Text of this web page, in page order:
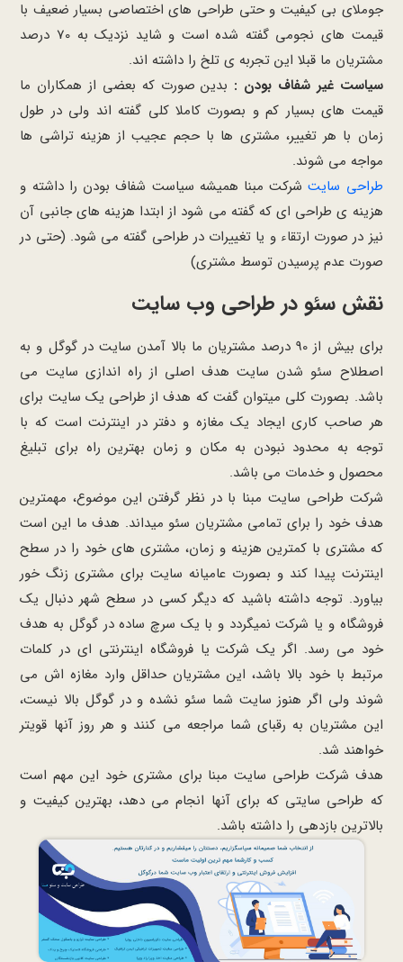
جوملای بی کیفیت و حتی طراحی های اختصاصی بسیار ضعیف با
قیمت های نجومی گفته شده است و شاید نزدیک به 70 درصد
مشتریان ما قبلا این تجربه ی تلخ را داشته اند.
سیاست غیر شفاف بودن : بدین صورت که بعضی از همکاران ما
قیمت های بسیار کم و بصورت کاملا کلی گفته اند ولی در طول
زمان با هر تغییر، مشتری ها با حجم عجیب از هزینه تراشی ها
مواجه می شوند.
طراحی سایتشرکت مبنا همیشه سیاست شفاف بودن را داشته و
هزینه ی طراحی ای که گفته می شود از ابتدا هزینه های جانبی آن
نیز در صورت ارتقاء و یا تغییرات در طراحی گفته می شود. (حتی در
صورت عدم پرسیدن توسط مشتری)
نقش سئو در طراحی وب سایت
برای بیش از 90 درصد مشتریان ما بالا آمدن سایت در گوگل و به
اصطلاح سئو شدن سایت هدف اصلی از راه اندازی سایت می
باشد. بصورت کلی میتوان گفت که هدف از طراحی یک سایت برای
هر صاحب کاری ایجاد یک مغازه و دفتر در اینترنت است که با
توجه به محدود نبودن به مکان و زمان بهترین راه برای تبلیغ
محصول و خدمات می باشد.
شرکت طراحی سایت مبنا با در نظر گرفتن این موضوع، مهمترین
هدف خود را برای تمامی مشتریان سئو میداند. هدف ما این است
که مشتری با کمترین هزینه و زمان، مشتری های خود را در سطح
اینترنت پیدا کند و بصورت عامیانه سایت برای مشتری زنگ خور
بیاورد. توجه داشته باشید که دیگر کسی در سطح شهر دنبال یک
فروشگاه و یا شرکت نمیگردد و با یک سرچ ساده در گوگل به هدف
خود می رسد. اگر یک شرکت یا فروشگاه اینترنتی ای در کلمات
مرتبط با خود بالا باشد، این مشتریان حداقل وارد مغازه اش می
شوند ولی اگر هنوز سایت شما سئو نشده و در گوگل بالا نیست،
این مشتریان به رقبای شما مراجعه می کنند و هر روز آنها قویتر
خواهند شد.
هدف شرکت طراحی سایت مبنا برای مشتری خود این مهم است
که طراحی سایتی که برای آنها انجام می دهد، بهترین کیفیت و
بالاترین بازدهی را داشته باشد.